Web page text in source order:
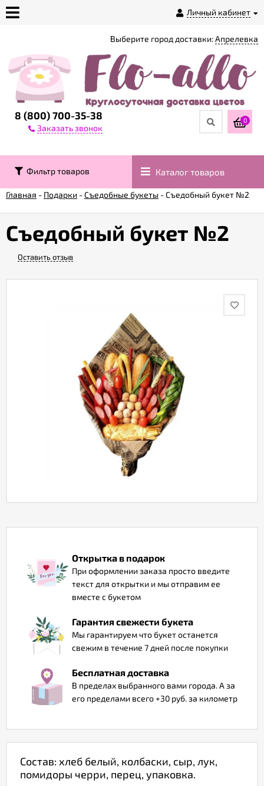
Личный кабинет
магазине
Доставка
Контакты
Гарантии
8 (800) 700-35-38
Заказать звонок
Выберите город доставки:Апрелевка
0
Фильтр товаров Каталог товаров
Главная - Подарки -Съедобные букеты -Съедобный букет №2
Съедобный букет №2
Оставить отзыв
Открытка в подарок
При оформлении заказа просто введите
текст для открытки и мы отправим ее
вместе с букетом
Гарантия свежести букета
Мы гарантируем что букет останется
свежим в течение 7 дней после покупки
Бесплатная доставка
В пределах выбранного вами города. А за
его пределами всего +30 руб. за километр
Состав: хлеб белый, колбаски, сыр, лук,
помидоры черри, перец, упаковка.